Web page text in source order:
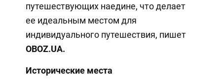
путешествующих наедине, что делает
ее идеальным местом для
индивидуального путешествия, пишет
OBOZ.UA.
Исторические места